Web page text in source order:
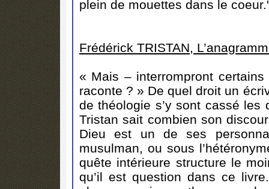
plein de mouettes dans le
Frédérick TRISTAN,
« Mais – interrompront
raconte ? » De quel droit un
de théologie s’y sont cassé
Tristan sait combien son
Dieu est un de ses
musulman, ou sous
quête intérieure structure le
qu’il est question dans ce